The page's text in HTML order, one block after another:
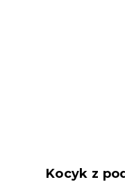
Kocyk z